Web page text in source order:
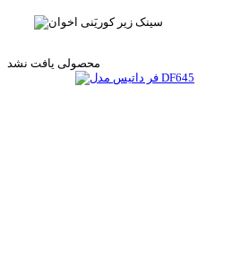
محصولی یافت نشد